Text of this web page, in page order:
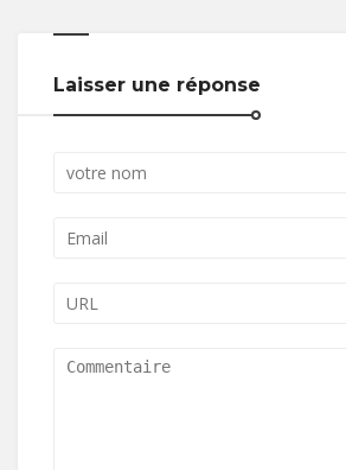
Laisser une réponse